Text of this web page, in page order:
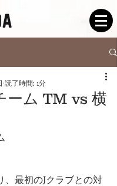
ーム TM vs 横
読了時間: 1分
、最初のJクラブとの対